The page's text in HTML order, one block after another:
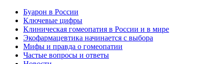
Буарон в России
Ключевые цифры
Клиническая гомеопатия в России и в мире
Экофармацевтика начинается с выбора
Мифы и правда о гомеопатии
Частые вопросы и ответы